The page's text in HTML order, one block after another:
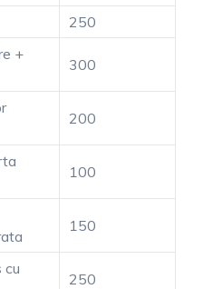
250
+
300
200
100
150
cu
250